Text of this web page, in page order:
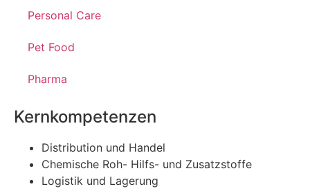
Personal Care
Pet Food
Pharma
Kernkompetenzen
Distribution und Handel
Chemische Roh- Hilfs- und Zusatzstoffe
Logistik und Lagerung